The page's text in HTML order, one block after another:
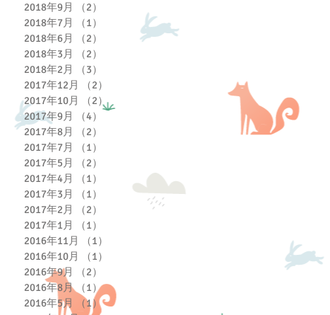
2018年9月
（2）
2018年7月
（1）
1件の記事
2018年6月
（2）
2件の記事
2018年3月
（2）
2018年2月
（3）
2017年12月
（2）
2017年10月
（2）2件の記事
2017年9月
（4）
2017年8月
（2）
2017年7月
（1）
2017年5月
（2）
2017年4月
（1）
1件の記事
2017年3月
（1）
1件の記事
2017年2月
（2）
2017年1月
（1）
2016年11月
（1）
2016年10月
（1）
2016年9月
（2）
2016年8月
（1）1件の記事
2016年5月
（1）1件の記事